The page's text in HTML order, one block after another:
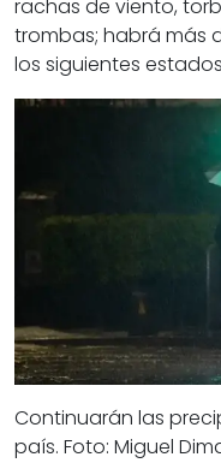
rachas de viento,
trombas; habrá más
los siguientes estados
Continuarán las
país. Foto: Miguel